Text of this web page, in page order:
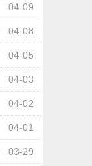
04-09
04-08
04-05
04-03
04-02
04-01
03-29